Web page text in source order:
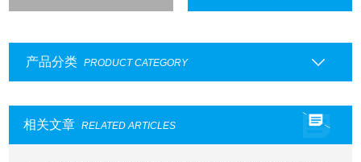
产品分类 PRODUCT CATEGORY
相关文章 RELATED ARTICLES